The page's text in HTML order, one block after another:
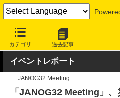
カテゴリ 過去記事
INTERNET Watch トピック
イベントレポート
JANOG32 Meeting
「JANOG32 Meeting」